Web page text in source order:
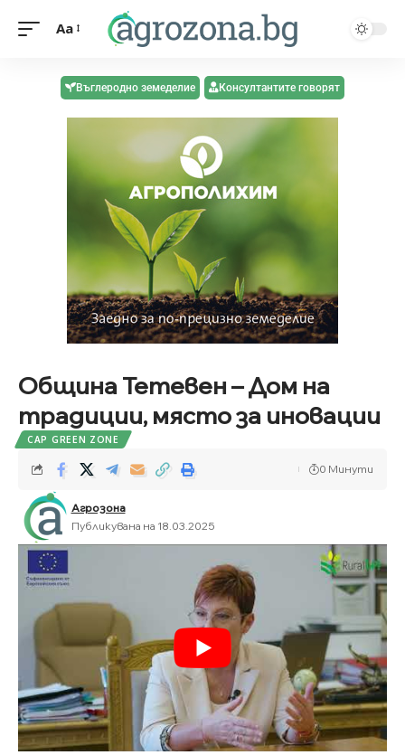
Aa
Въглеродно земеделие Консултантите говорят
Община Тетевен – Дом на
традиции, място за иновации
CAP GREEN ZONE
Агрозона
Публикувана на 18.03.2025
0 Минути